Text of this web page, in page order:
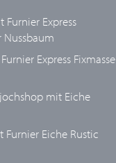
Express
Nussbaum
Express Fixmasse
mit Eiche
Eiche Rustic